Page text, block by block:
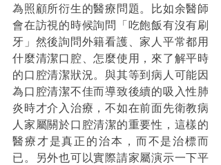
為照顧所衍生的醫療問題。比如余醫師
會在訪視的時候詢問「吃飽飯有沒有刷
牙」然後詢問外籍看護、家人平常都用
什麼清潔口腔、怎麼使用，來了解平時
的口腔清潔狀況。與其等到病人可能因
為口腔清潔不佳而導致後續的吸入性肺
炎時才介入治療，不如在前面先衛教病
人家屬關於口腔清潔的重要性，這樣的
醫療才是真正的治本，而不是治標而
已。另外也可以實際請家屬演示一下平